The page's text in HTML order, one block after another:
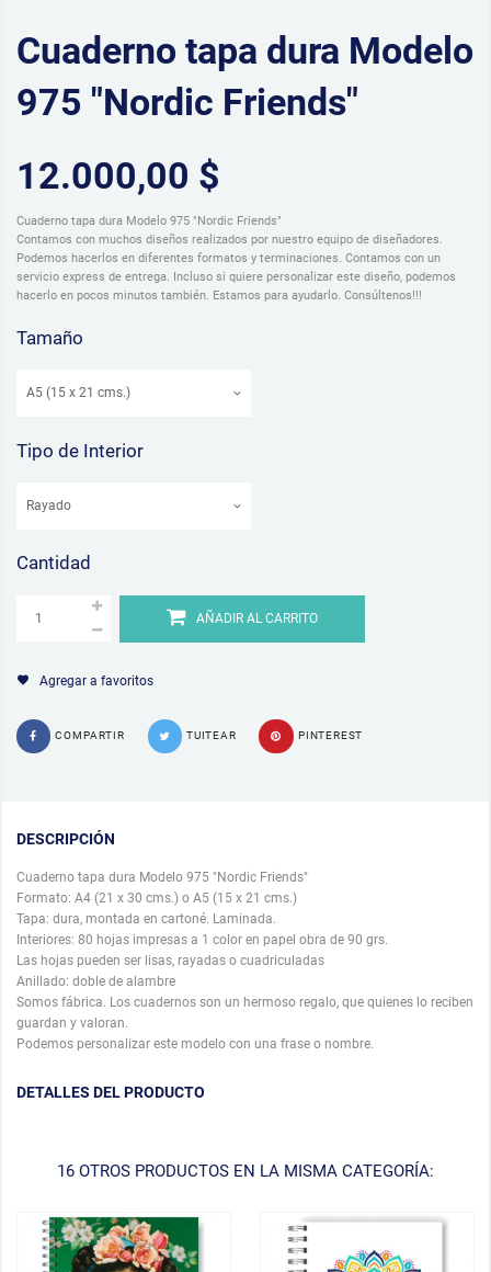
Cuaderno tapa dura Modelo
975 "Nordic Friends"
12.000,00 $
Cuaderno tapa dura Modelo 975 "Nordic Friends"
Contamos con muchos diseños realizados por nuestro equipo de diseñadores.
Podemos hacerlos en diferentes formatos y terminaciones. Contamos con un
servicio express de entrega. Incluso si quiere personalizar este diseño, podemos
hacerlo en pocos minutos también. Estamos para ayudarlo. Consúltenos!!!
Tamaño
Tipo de Interior
Cantidad
AÑADIR AL CARRITO
Agregar a favoritos
COMPARTIR TUITEAR PINTEREST
DESCRIPCIÓN
Cuaderno tapa dura Modelo 975 "Nordic Friends"
Formato: A4 (21 x 30 cms.) o A5 (15 x 21 cms.)
Tapa: dura, montada en cartoné. Laminada.
Interiores: 80 hojas impresas a 1 color en papel obra de 90 grs.
Las hojas pueden ser lisas, rayadas o cuadriculadas
Anillado: doble de alambre
Somos fábrica. Los cuadernos son un hermoso regalo, que quienes lo reciben
guardan y valoran.
Podemos personalizar este modelo con una frase o nombre.
DETALLES DEL PRODUCTO
16 OTROS PRODUCTOS EN LA MISMA CATEGORÍA: